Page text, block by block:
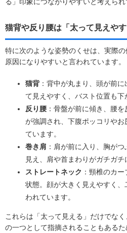
猫背や反り腰は「太って見えや
特に次のような姿勢のくせは、実際の
原因になりやすいと言われています。
猫背：背中が丸まり、頭が前
て見えやすく、バスト位置も下
反り腰 ：骨盤が前に傾き、腰
が強調され、下腹ポッコリや
ています。
巻き肩 ：肩が前に入り、胸が
見え、肩や首まわりがガチガチ
ストレートネック ：頸椎のカ
状態。顔が大きく見えやすく
われています。
これらは「太って見える」だけでな
の一つとして指摘されることもある